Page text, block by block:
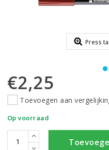
Press
€2,25
Toevoegen aan
Op voorraad